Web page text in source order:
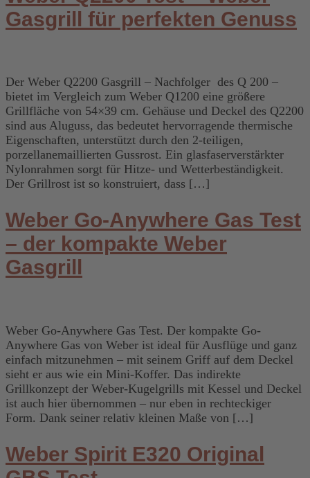
Gasgrill für perfekten Genuss
Der Weber Q2200 Gasgrill – Nachfolger des Q 200 –
bietet im Vergleich zum Weber Q1200 eine größere
Grillfläche von 54×39 cm. Gehäuse und Deckel des Q2200
sind aus Aluguss, das bedeutet hervorragende thermische
Eigenschaften, unterstützt durch den 2-teiligen,
porzellanemaillierten Gussrost. Ein glasfaserverstärkter
Nylonrahmen sorgt für Hitze- und Wetterbeständigkeit.
Der Grillrost ist so konstruiert, dass […]
Weber Go-Anywhere Gas Test
– der kompakte Weber
Gasgrill
Weber Go-Anywhere Gas Test. Der kompakte Go-
Anywhere Gas von Weber ist ideal für Ausflüge und ganz
einfach mitzunehmen – mit seinem Griff auf dem Deckel
sieht er aus wie ein Mini-Koffer. Das indirekte
Grillkonzept der Weber-Kugelgrills mit Kessel und Deckel
ist auch hier übernommen – nur eben in rechteckiger
Form. Dank seiner relativ kleinen Maße von […]
Weber Spirit E320 Original